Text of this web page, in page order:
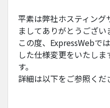
平素は弊社ホスティング
ましてありがとうござい
この度、ExpressWebで
した仕様変更をいたし
す。
詳細は以下をご参照くだ